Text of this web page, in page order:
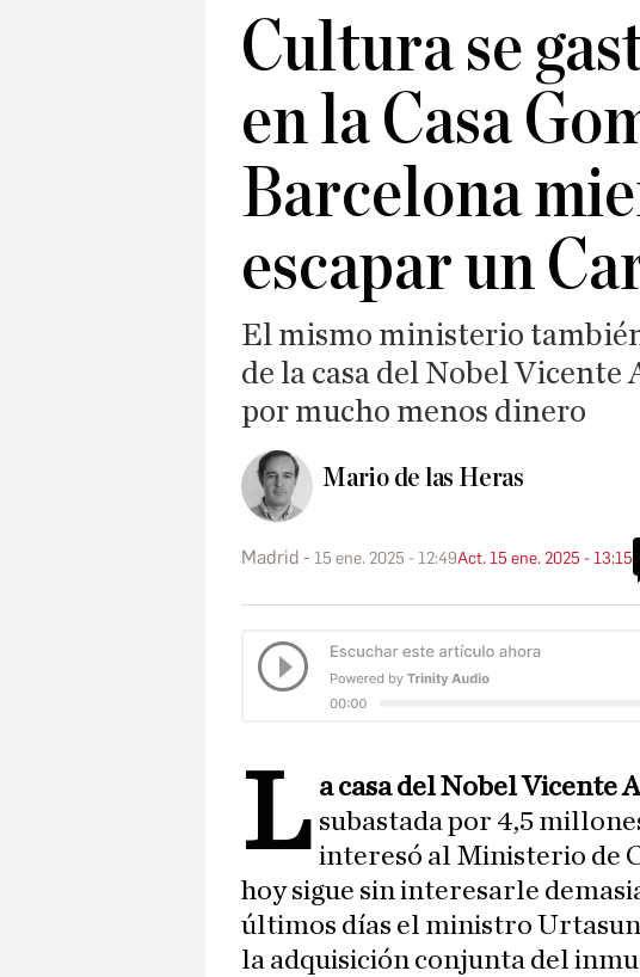
Cultura se
en la Casa
Barcelona
escapar un
El mismo ministerio
de la casa del Nobel
por mucho menos dinero
Mario de las Heras
Madrid 15 ene. 2025 - 12:49Act. 15 ene. 2025 - 13:15
L a casa del Nobel Vicente
subastada por 4,5
interesó al Ministerio de
hoy sigue sin interesarle
últimos días el ministro
la adquisición conjunta del